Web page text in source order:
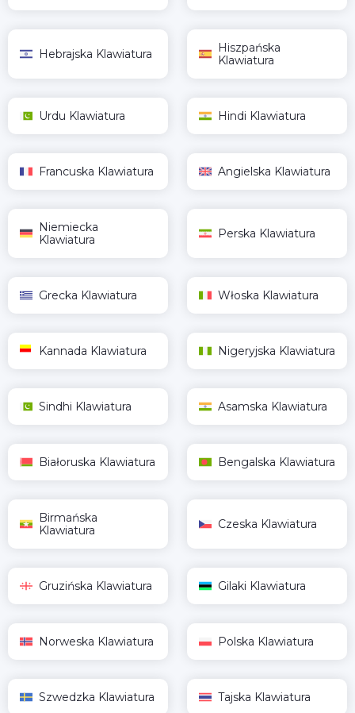
Hebrajska Klawiatura
Hiszpańska
Klawiatura
Urdu Klawiatura Hindi Klawiatura
Francuska Klawiatura Angielska Klawiatura
Niemiecka
Klawiatura
Perska Klawiatura
Grecka Klawiatura Włoska Klawiatura
Kannada Klawiatura Nigeryjska Klawiatura
Sindhi Klawiatura Asamska Klawiatura
Białoruska Klawiatura Bengalska Klawiatura
Birmańska
Klawiatura
Czeska Klawiatura
Gruzińska Klawiatura Gilaki Klawiatura
Norweska Klawiatura Polska Klawiatura
Szwedzka Klawiatura Tajska Klawiatura